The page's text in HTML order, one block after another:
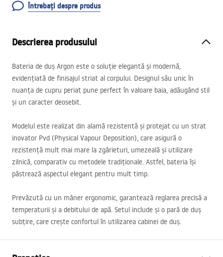
Întrebați despre produs
Descrierea produsului
Bateria de duș Argon este o soluție elegantă și modernă,
evidențiată de finisajul striat al corpului. Designul său unic în
nuanța de cupru periat pune perfect în valoare baia, adăugând stil
și un caracter deosebit.
Modelul este realizat din alamă rezistentă și protejat cu un strat
inovator Pvd (Physical Vapour Deposition), care asigură o
rezistență mult mai mare la zgârieturi, umezeală și utilizare
zilnică, comparativ cu metodele tradiționale. Astfel, bateria își
păstrează aspectul elegant pentru mult timp.
Prevăzută cu un mâner ergonomic, garantează reglarea precisă a
temperaturii și a debitului de apă. Setul include și o pară de duș
subțire, care crește confortul în utilizarea cabinei de duș.